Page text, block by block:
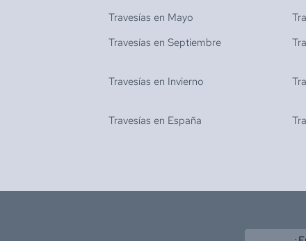
Travesías en Mayo
Travesías en Septiembre
Travesías en Invierno
Travesías en España